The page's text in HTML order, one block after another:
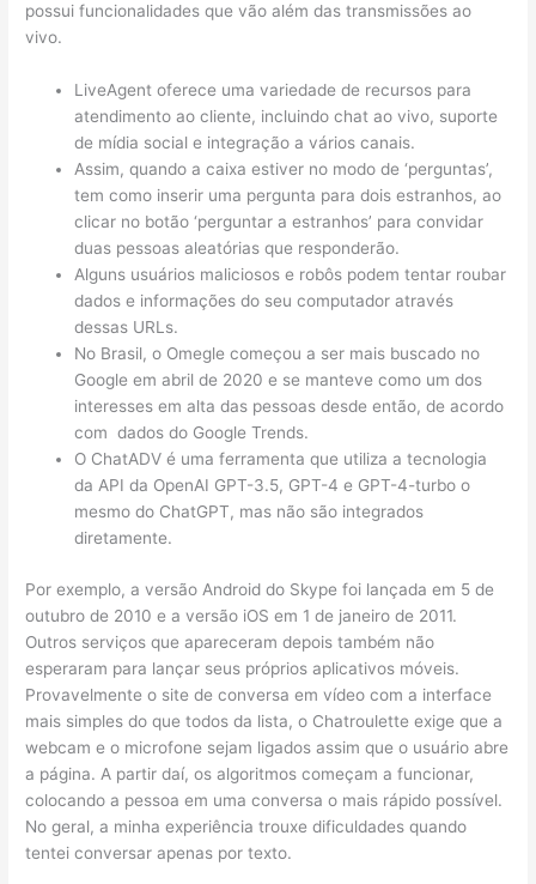
possui funcionalidades que vão além das transmissões ao
vivo.
LiveAgent oferece uma variedade de recursos para
atendimento ao cliente, incluindo chat ao vivo, suporte
de mídia social e integração a vários canais.
Assim, quando a caixa estiver no modo de ‘perguntas’,
tem como inserir uma pergunta para dois estranhos, ao
clicar no botão ‘perguntar a estranhos’ para convidar
duas pessoas aleatórias que responderão.
Alguns usuários maliciosos e robôs podem tentar roubar
dados e informações do seu computador através
dessas URLs.
No Brasil, o Omegle começou a ser mais buscado no
Google em abril de 2020 e se manteve como um dos
interesses em alta das pessoas desde então, de acordo
com dados do Google Trends.
O ChatADV é uma ferramenta que utiliza a tecnologia
da API da OpenAI GPT-3.5, GPT-4 e GPT-4-turbo o
mesmo do ChatGPT, mas não são integrados
diretamente.
Por exemplo, a versão Android do Skype foi lançada em 5 de
outubro de 2010 e a versão iOS em 1 de janeiro de 2011.
Outros serviços que apareceram depois também não
esperaram para lançar seus próprios aplicativos móveis.
Provavelmente o site de conversa em vídeo com a interface
mais simples do que todos da lista, o Chatroulette exige que a
webcam e o microfone sejam ligados assim que o usuário abre
a página. A partir daí, os algoritmos começam a funcionar,
colocando a pessoa em uma conversa o mais rápido possível.
No geral, a minha experiência trouxe dificuldades quando
tentei conversar apenas por texto.